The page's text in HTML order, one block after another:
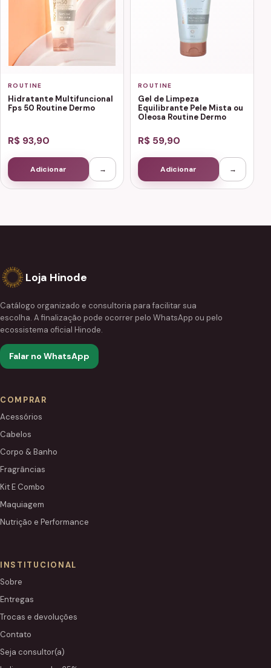
ROUTINE
Hidratante Multifuncional
Fps 50 Routine Dermo
R$ 93,90
Adicionar →
ROUTINE
Gel de Limpeza
Equilibrante Pele Mista ou
Oleosa Routine Dermo
R$ 59,90
Adicionar →
Loja Hinode
Catálogo organizado e consultoria para facilitar sua
escolha. A finalização pode ocorrer pelo WhatsApp ou pelo
ecossistema oficial Hinode.
Falar no WhatsApp
COMPRAR
Acessórios
Cabelos
Corpo & Banho
Fragrâncias
Kit E Combo
Maquiagem
Nutrição e Performance
INSTITUCIONAL
Sobre
Entregas
Trocas e devoluções
Contato
Seja consultor(a)